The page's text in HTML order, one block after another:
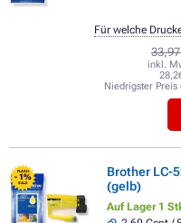
inkl.
Niedrigster Preis
Für welche
FLASH
- 1%
SALE
Brother LC-
(gelb)
Auf Lager 1